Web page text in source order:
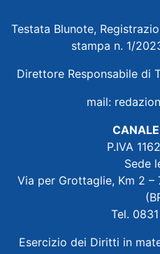
Testata Blunote,
stampa n. 1/
Direttore Responsabile di
mail:
P.IVA
Sede
Via per Grottaglie, Km 2 –
Tel.
Esercizio dei Diritti in